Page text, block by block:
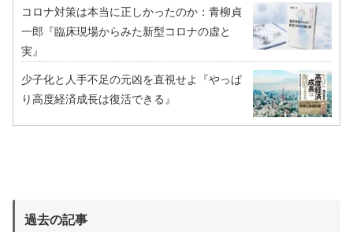
コロナ対策は本当に正しかったのか：青柳貞
一郎『臨床現場からみた新型コロナの虚と
実』
少子化と人手不足の元凶を直視せよ『やっぱ
り高度経済成長は復活できる』
過去の記事